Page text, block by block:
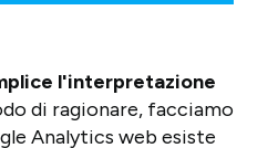
l'interpretazione
di ragionare, facciamo
Analytics web esiste